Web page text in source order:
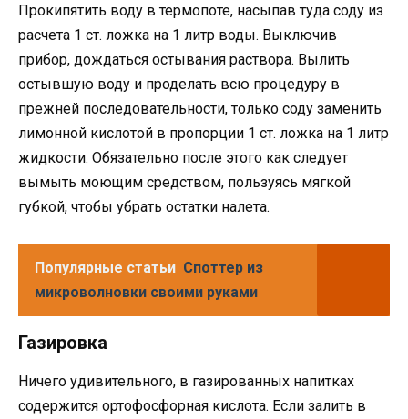
Прокипятить воду в термопоте, насыпав туда соду из
расчета 1 ст. ложка на 1 литр воды. Выключив
прибор, дождаться остывания раствора. Вылить
остывшую воду и проделать всю процедуру в
прежней последовательности, только соду заменить
лимонной кислотой в пропорции 1 ст. ложка на 1 литр
жидкости. Обязательно после этого как следует
вымыть моющим средством, пользуясь мягкой
губкой, чтобы убрать остатки налета.
Популярные статьи Споттер из
микроволновки своими руками
Газировка
Ничего удивительного, в газированных напитках
содержится ортофосфорная кислота. Если залить в